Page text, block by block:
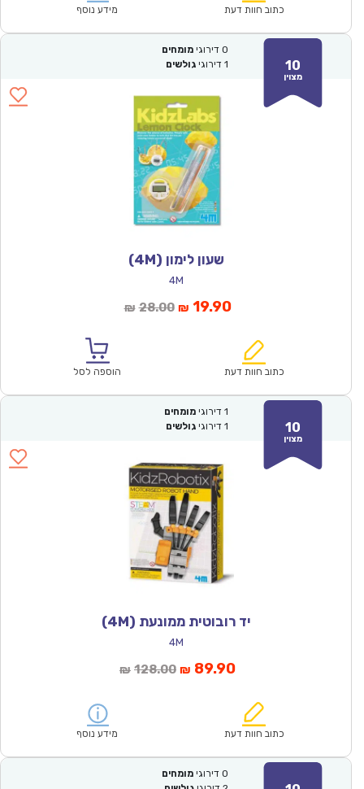
₪143.00.
כתוב חוות דעת מידע נוסף
10
מצוין
0 דירוגי מומחים
1 דירוגי גולשים
שעון לימון (4M)
4M
₪ 28.00המחיר
₪28.00.
₪ 19.90המחיר
הוא:
₪19.90.כתוב חוות דעת הוספה לסל
10
מצוין
1 דירוגי מומחים
1 דירוגי גולשים
יד רובוטית ממונעת (4M)
4M
₪ 128.00המחיר
₪128.00.
₪ 89.90המחיר
הוא:
כתוב חוות דעת מידע נוסף
0 דירוגי מומחים